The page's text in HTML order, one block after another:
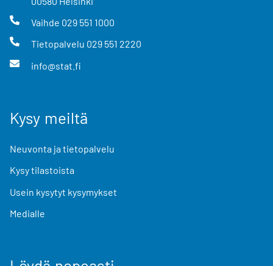
Vaihde 029 551 1000
Tietopalvelu 029 551 2220
info@stat.fi
Kysy meiltä
Neuvonta ja tietopalvelu
Kysy tilastoista
Usein kysytyt kysymykset
Medialle